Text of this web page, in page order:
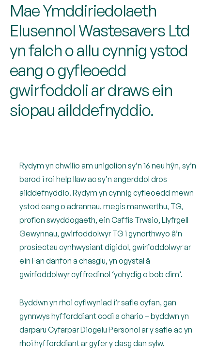
Mae Ymddiriedolaeth
Elusennol Wastesavers Ltd
yn falch o allu cynnig ystod
eang o gyfleoedd
gwirfoddoli ar draws ein
siopau ailddefnyddio.
Rydym yn chwilio am unigolion sy’n 16 neu hŷn, sy’n
barod i roi help llaw ac sy’n angerddol dros
ailddefnyddio. Rydym yn cynnig cyfleoedd mewn
ystod eang o adrannau, megis manwerthu, TG,
profion swyddogaeth, ein Caffis Trwsio, Llyfrgell
Gewynnau, gwirfoddolwyr TG i gynorthwyo â’n
prosiectau cynhwysiant digidol, gwirfoddolwyr ar
ein Fan danfon a chasglu, yn ogystal â
gwirfoddolwyr cyffredinol ‘ychydig o bob dim’.
Byddwn yn rhoi cyflwyniad i’r safle cyfan, gan
gynnwys hyfforddiant codi a chario – byddwn yn
darparu Cyfarpar Diogelu Personol ar y safle ac yn
rhoi hyfforddiant ar gyfer y dasg dan sylw.